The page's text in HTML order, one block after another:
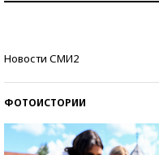
Новости СМИ2
ФОТОИСТОРИИ